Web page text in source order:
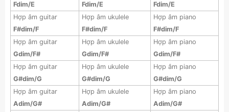
Fdim/E
Fdim/E
Fdim/E
Hợp âm guitar
F#dim/F
Hợp âm ukulele
F#dim/F
Hợp âm piano
F#dim/F
Hợp âm guitar
Gdim/F#
Hợp âm ukulele
Gdim/F#
Hợp âm piano
Gdim/F#
Hợp âm guitar
G#dim/G
Hợp âm ukulele
G#dim/G
Hợp âm piano
G#dim/G
Hợp âm guitar
Adim/G#
Hợp âm ukulele
Adim/G#
Hợp âm piano
Adim/G#